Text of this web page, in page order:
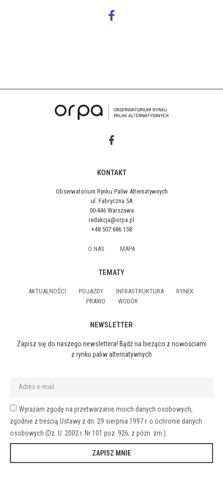
KONTAKT
Obserwatorium Rynku Paliw Alternatywnych
ul. Fabryczna 5A
00-446 Warszawa
redakcja@orpa.pl
+48 507 686 158
O NAS MAPA
TEMATY
AKTUALNOŚCI POJAZDY INFRASTRUKTURA
RYNEK
PRAWO
WODÓR
NEWSLETTER
Zapisz się do naszego newslettera! Bądź na bieżąco z nowościami
z rynku paliw alternatywnych
Wyrażam zgodę na przetwarzanie moich danych osobowych,
zgodnie z treścią Ustawy z dn. 29 sierpnia 1997 r. o ochronie danych
osobowych (Dz. U. 2002 r. Nr 101 poz. 926, z późn. zm.).
ZAPISZ MNIE